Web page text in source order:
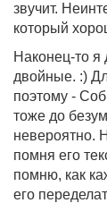
звучит.
который
Наконец-то
двойные. :)
поэтому -
тоже до
невероятно.
помня его
помню, как
его